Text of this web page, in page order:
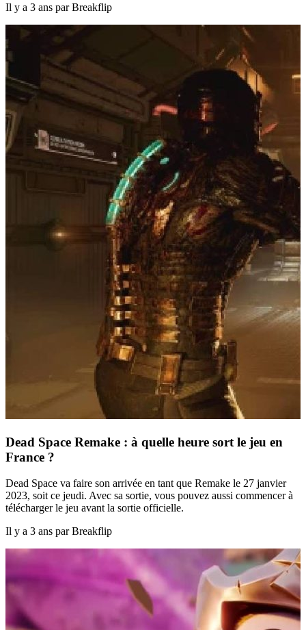
Il y a 3 ans par Breakflip
Dead Space Remake : à quelle heure sort le jeu en
France ?
Dead Space va faire son arrivée en tant que Remake le 27 janvier
2023, soit ce jeudi. Avec sa sortie, vous pouvez aussi commencer à
télécharger le jeu avant la sortie officielle.
Il y a 3 ans par Breakflip